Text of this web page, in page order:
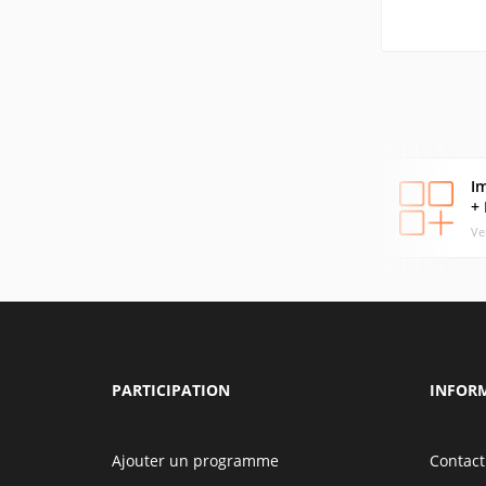
+
PARTICIPATION
Ajouter un programme Contact